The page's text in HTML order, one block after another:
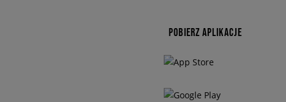
POBIERZ APLIKACJE